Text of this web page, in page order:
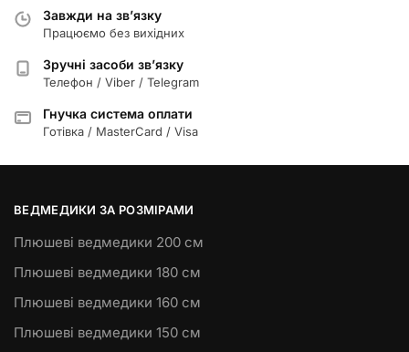
Завжди на зв’язку
Працюємо без вихідних
Зручні засоби зв’язку
Телефон / Viber / Telegram
Гнучка система оплати
Готівка / MasterCard / Visa
ВЕДМЕДИКИ ЗА РОЗМІРАМИ
Плюшеві ведмедики 200 см
Плюшеві ведмедики 180 см
Плюшеві ведмедики 160 см
Плюшеві ведмедики 150 см